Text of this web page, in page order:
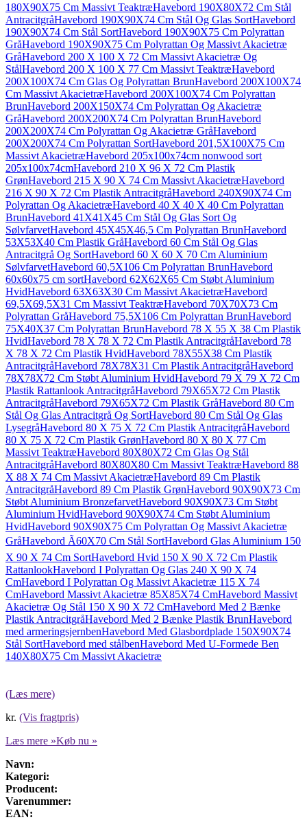
180X90X75 Cm Massivt TeaktræHavebord 190X80X72 Cm Stål
AntracitgråHavebord 190X90X74 Cm Stål Og Glas SortHavebord
190X90X74 Cm Stål SortHavebord 190X90X75 Cm Polyrattan
GråHavebord 190X90X75 Cm Polyrattan Og Massivt Akacietræ
GråHavebord 200 X 100 X 72 Cm Massivt Akacietræ Og
StålHavebord 200 X 100 X 77 Cm Massivt TeaktræHavebord
200X100X74 Cm Glas Og Polyrattan BrunHavebord 200X100X74
Cm Massivt AkacietræHavebord 200X100X74 Cm Polyrattan
BrunHavebord 200X150X74 Cm Polyrattan Og Akacietræ
GråHavebord 200X200X74 Cm Polyrattan BrunHavebord
200X200X74 Cm Polyrattan Og Akacietræ GråHavebord
200X200X74 Cm Polyrattan SortHavebord 201,5X100X75 Cm
Massivt AkacietræHavebord 205x100x74cm nonwood sort
205x100x74cmHavebord 210 X 96 X 72 Cm Plastik
GrønHavebord 215 X 90 X 74 Cm Massivt AkacietræHavebord
216 X 90 X 72 Cm Plastik AntracitgråHavebord 240X90X74 Cm
Polyrattan Og AkacietræHavebord 40 X 40 X 40 Cm Polyrattan
BrunHavebord 41X41X45 Cm Stål Og Glas Sort Og
SølvfarvetHavebord 45X45X46,5 Cm Polyrattan BrunHavebord
53X53X40 Cm Plastik GråHavebord 60 Cm Stål Og Glas
Antracitgrå Og SortHavebord 60 X 60 X 70 Cm Aluminium
SølvfarvetHavebord 60,5X106 Cm Polyrattan BrunHavebord
60x60x75 cm sortHavebord 62X62X65 Cm Støbt Aluminium
HvidHavebord 63X63X30 Cm Massivt AkacietræHavebord
69,5X69,5X31 Cm Massivt TeaktræHavebord 70X70X73 Cm
Polyrattan GråHavebord 75,5X106 Cm Polyrattan BrunHavebord
75X40X37 Cm Polyrattan BrunHavebord 78 X 55 X 38 Cm Plastik
HvidHavebord 78 X 78 X 72 Cm Plastik AntracitgråHavebord 78
X 78 X 72 Cm Plastik HvidHavebord 78X55X38 Cm Plastik
AntracitgråHavebord 78X78X31 Cm Plastik AntracitgråHavebord
78X78X72 Cm Støbt Aluminium HvidHavebord 79 X 79 X 72 Cm
Plastik Rattanlook AntracitgråHavebord 79X65X72 Cm Plastik
AntracitgråHavebord 79X65X72 Cm Plastik GråHavebord 80 Cm
Stål Og Glas Antracitgrå Og SortHavebord 80 Cm Stål Og Glas
LysegråHavebord 80 X 75 X 72 Cm Plastik AntracitgråHavebord
80 X 75 X 72 Cm Plastik GrønHavebord 80 X 80 X 77 Cm
Massivt TeaktræHavebord 80X80X72 Cm Glas Og Stål
AntracitgråHavebord 80X80X80 Cm Massivt TeaktræHavebord 88
X 88 X 74 Cm Massivt AkacietræHavebord 89 Cm Plastik
AntracitgråHavebord 89 Cm Plastik GrønHavebord 90X90X73 Cm
Støbt Aluminium BronzefarvetHavebord 90X90X73 Cm Støbt
Aluminium HvidHavebord 90X90X74 Cm Støbt Aluminium
HvidHavebord 90X90X75 Cm Polyrattan Og Massivt Akacietræ
GråHavebord Ã60X70 Cm Stål SortHavebord Glas Aluminium 150
X 90 X 74 Cm SortHavebord Hvid 150 X 90 X 72 Cm Plastik
RattanlookHavebord I Polyrattan Og Glas 240 X 90 X 74
CmHavebord I Polyrattan Og Massivt Akacietræ 115 X 74
CmHavebord Massivt Akacietræ 85X85X74 CmHavebord Massivt
Akacietræ Og Stål 150 X 90 X 72 CmHavebord Med 2 Bænke
Plastik AntracitgråHavebord Med 2 Bænke Plastik BrunHavebord
med armeringsjernbenHavebord Med Glasbordplade 150X90X74
Stål SortHavebord med stålbenHavebord Med U-Formede Ben
140X80X75 Cm Massivt Akacietræ
(Læs mere)
kr. (Vis fragtpris)
Læs mere »Køb nu »
Navn:
Kategori:
Producent:
Varenummer:
EAN: